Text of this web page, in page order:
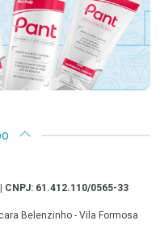
CNPJ: 61.412.110/0565-33
Belenzinho - Vila Formosa